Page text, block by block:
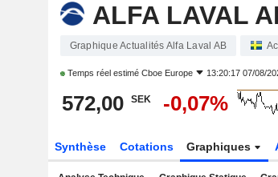
ALFA LAVAL
Graphique Actualités Alfa Laval AB
Temps réel estimé Cboe Europe 13:20:17 07/08/
572,00 SEK -0,07%
Synthèse Cotations Graphiques